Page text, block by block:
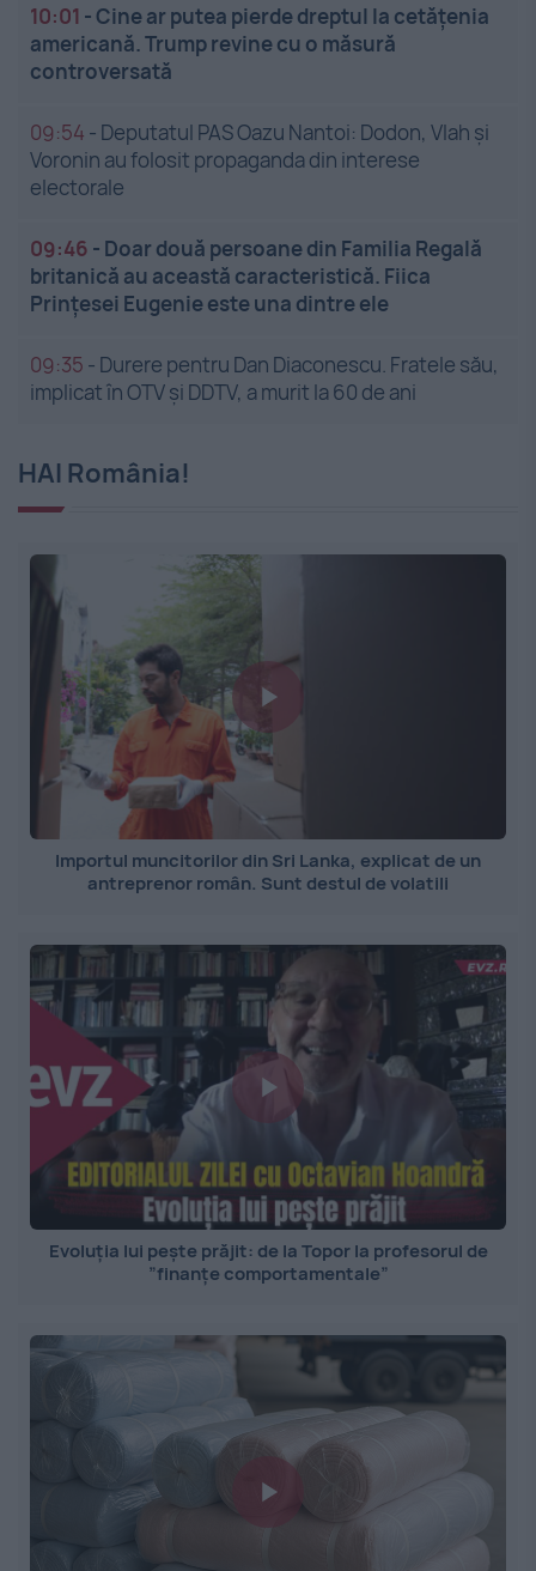
10:01 -Cine ar putea pierde dreptul la cetățenia
americană. Trump revine cu o măsură
controversată
09:54 - Deputatul PAS Oazu Nantoi: Dodon, Vlah și
Voronin au folosit propaganda din interese
electorale
09:46 - Doar două persoane din Familia Regală
britanică au această caracteristică. Fiica
Prințesei Eugenie este una dintre ele
09:35 - Durere pentru Dan Diaconescu. Fratele său,
implicat în OTV și DDTV, a murit la 60 de ani
HAI România!
Importul muncitorilor din Sri Lanka, explicat de un
antreprenor român. Sunt destul de volatili
Evoluția lui pește prăjit: de la Topor la profesorul de
”finanțe comportamentale”